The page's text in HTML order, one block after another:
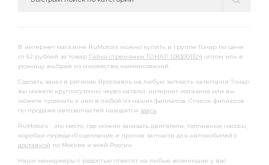
В интернет магазине RuMotors можно купить в группе Тонар по цене
от 62 рублей за товар Гайка стремянки ТОНАР 1283001324 оптом или в
розницу выбрав из множества наименований.
Сделать заказ в регионе Ярославль на любую запчасть категории Тонар
вы можете круглосуточно через каталог интернет магазина или вы
можете приехать к нам в любой из наших филиалов. Список филиалов
по продаже автозапчастей находятся здесь.
RuMotors - это место, где можно заказать двигатели, топливные насосы,
коробки передачб сцепление и прочие запчасти для автомобилей с
доставкой по Москве и всей России.
Наши менеджеры с радостью ответят на любые возникшие у вас